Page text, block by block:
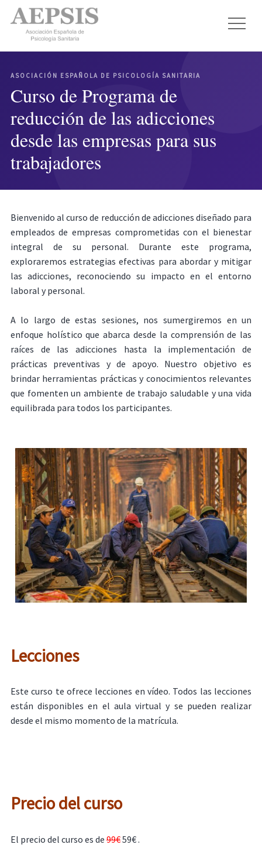
ASOCIACIÓN ESPAÑOLA DE PSICOLOGÍA SANITARIA
Curso de Programa de
reducción de las adicciones
desde las empresas para sus
trabajadores
Bienvenido al curso de reducción de adicciones diseñado para
empleados de empresas comprometidas con el bienestar
integral de su personal. Durante este programa,
exploraremos estrategias efectivas para abordar y mitigar
las adicciones, reconociendo su impacto en el entorno
laboral y personal.
A lo largo de estas sesiones, nos sumergiremos en un
enfoque holístico que abarca desde la comprensión de las
raíces de las adicciones hasta la implementación de
prácticas preventivas y de apoyo. Nuestro objetivo es
brindar herramientas prácticas y conocimientos relevantes
que fomenten un ambiente de trabajo saludable y una vida
equilibrada para todos los participantes.
Lecciones
Este curso te ofrece lecciones en vídeo. Todos las lecciones
están disponibles en el aula virtual y se pueden realizar
desde el mismo momento de la matrícula.
Precio del curso
El precio del curso es de 99€59€ .